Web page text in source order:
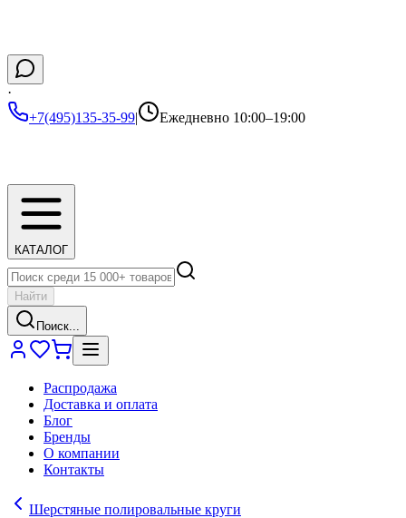
·
+7(495)135-35-99| Ежедневно 10:00–19:00
КАТАЛОГ
Найти
Поиск...
Распродажа
Доставка и оплата
Блог
Бренды
О компании
Контакты
Шерстяные полировальные круги